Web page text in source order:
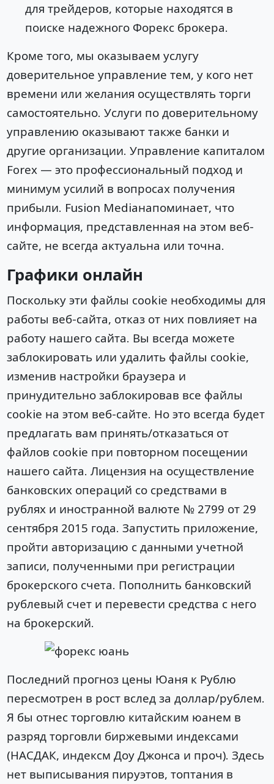
для трейдеров, которые находятся в
поиске надежного Форекс брокера.
Кроме того, мы оказываем услугу
доверительное управление тем, у кого нет
времени или желания осуществлять торги
самостоятельно. Услуги по доверительному
управлению оказывают также банки и
другие организации. Управление капиталом
Forex — это профессиональный подход и
минимум усилий в вопросах получения
прибыли. Fusion Mediaнапоминает, что
информация, представленная на этом веб-
сайте, не всегда актуальна или точна.
Графики онлайн
Поскольку эти файлы cookie необходимы для
работы веб-сайта, отказ от них повлияет на
работу нашего сайта. Вы всегда можете
заблокировать или удалить файлы cookie,
изменив настройки браузера и
принудительно заблокировав все файлы
cookie на этом веб-сайте. Но это всегда будет
предлагать вам принять/отказаться от
файлов cookie при повторном посещении
нашего сайта. Лицензия на осуществление
банковских операций со средствами в
рублях и иностранной валюте № 2799 от 29
сентября 2015 года. Запустить приложение,
пройти авторизацию с данными учетной
записи, полученными при регистрации
брокерского счета. Пополнить банковский
рублевый счет и перевести средства с него
на брокерский.
Последний прогноз цены Юаня к Рублю
пересмотрен в рост вслед за доллар/рублем.
Я бы отнес торговлю китайским юанем в
разряд торговли биржевыми индексами
(НАСДАК, индексм Доу Джонса и проч). Здесь
нет выписывания пируэтов, топтания в